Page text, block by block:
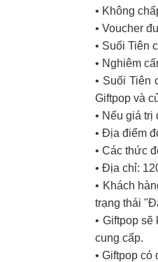
• Không
• Voucher
• Suối Tiên
• Nghiêm
• Suối Tiên
Giftpop và
• Nếu giá
• Địa điểm
• Các thức
• Địa chỉ:
• Khách
trạng thái
• Giftpop
cung cấp.
• Giftpop